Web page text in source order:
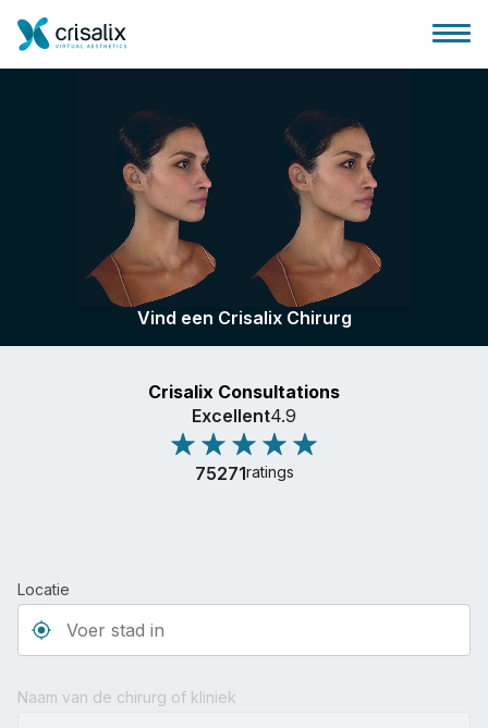
Huis chirurg
3D business platform
Pakketten
Patiëntrecensies
Vind een Crisalix Chirurg
Crisalix Consultations
Excellent4.9
75271ratings
Locatie
Naam van de chirurg of kliniek